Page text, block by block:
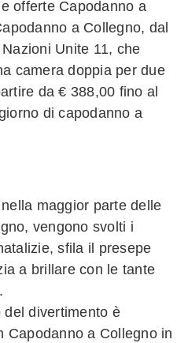
offerte Capodanno a
a Collegno, dal
Unite 11, che
camera doppia per due
da € 388,00 fino al
di capodanno a
maggior parte delle
vengono svolti i
sfila il presepe
a brillare con le tante
del divertimento è
Capodanno a Collegno in